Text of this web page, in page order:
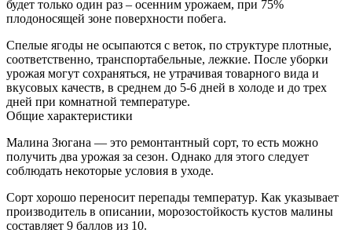
будет только один раз – осенним урожаем, при 75%
плодоносящей зоне поверхности побега.
Спелые ягоды не осыпаются с веток, по структуре плотные,
соответственно, транспортабельные, лежкие. После уборки
урожая могут сохраняться, не утрачивая товарного вида и
вкусовых качеств, в среднем до 5-6 дней в холоде и до трех
дней при комнатной температуре.
Общие характеристики
Малина Зюгана — это ремонтантный сорт, то есть можно
получить два урожая за сезон. Однако для этого следует
соблюдать некоторые условия в уходе.
Сорт хорошо переносит перепады температур. Как указывает
производитель в описании, морозостойкость кустов малины
составляет 9 баллов из 10.